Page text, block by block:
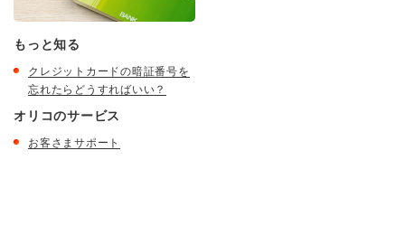
もっと知る
クレジットカードの暗証番号を
忘れたらどうすればいい？
オリコのサービス
お客さまサポート